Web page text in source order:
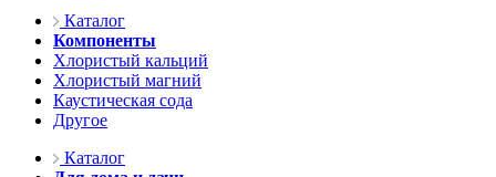
Каталог
Компоненты
Хлористый кальций
Хлористый магний
Каустическая сода
Другое
Каталог